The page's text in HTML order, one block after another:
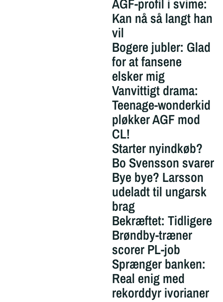
AGF-profil i svime:
Kan nå så langt han
vil
Bogere jubler: Glad
for at fansene
elsker mig
Vanvittigt drama:
Teenage-wonderkid
pløkker AGF mod
CL!
Starter nyindkøb?
Bo Svensson svarer
Bye bye? Larsson
udeladt til ungarsk
brag
Bekræftet: Tidligere
Brøndby-træner
scorer PL-job
Sprænger banken:
Real enig med
rekorddyr ivorianer